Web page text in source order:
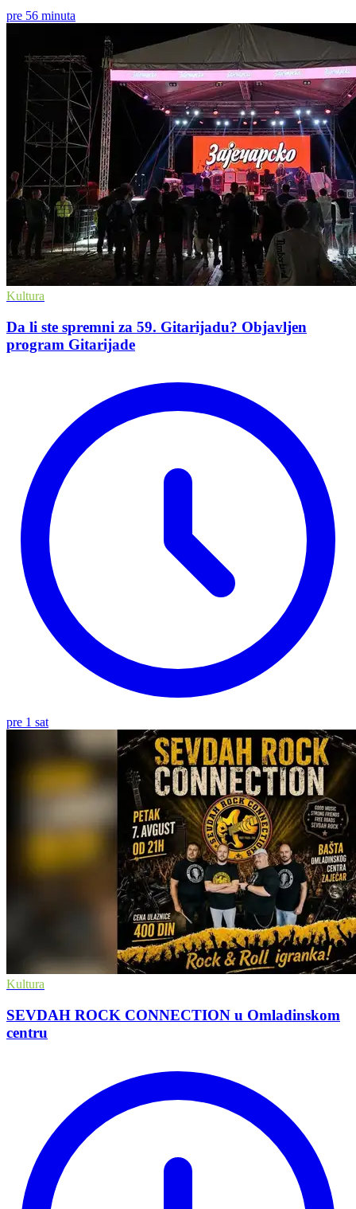
pre 56 minuta
Kultura
Da li ste spremni za 59. Gitarijadu? Objavljen
program Gitarijade
pre 1 sat
Kultura
SEVDAH ROCK CONNECTION u Omladinskom
centru